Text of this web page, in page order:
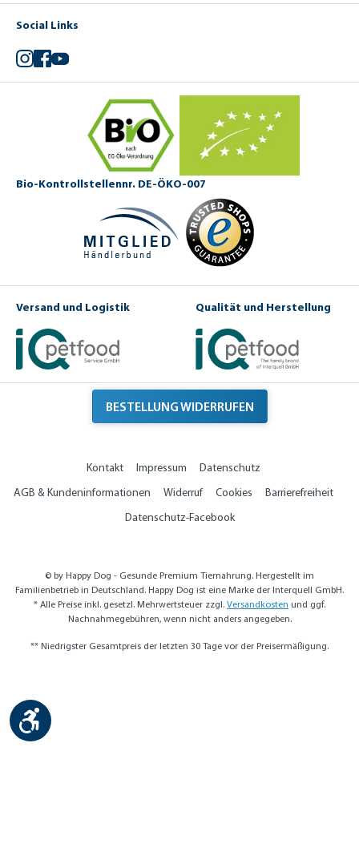
Social Links
Instagram
Facebook
YouTube
Bio-Kontrollstellennr. DE-ÖKO-007
Versand und Logistik Qualität und Herstellung
BESTELLUNG WIDERRUFEN
Kontakt Impressum
Datenschutz
AGB & Kundeninformationen
Widerruf Cookies
Barrierefreiheit
Datenschutz-Facebook
© by Happy Dog - Gesunde Premium Tiernahrung. Hergestellt im
Familienbetrieb in Deutschland. Happy Dog ist eine Marke der Interquell GmbH.
* Alle Preise inkl. gesetzl. Mehrwertsteuer zzgl. Versandkosten und ggf.
Nachnahmegebühren, wenn nicht anders angegeben.
** Niedrigster Gesamtpreis der letzten 30 Tage vor der Preisermäßigung.
Werkzeugleiste anzeigen